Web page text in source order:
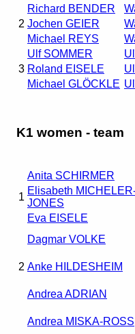
2
Richard BENDER
Jochen GEIER
Michael REYS
3
Ulf SOMMER
Roland EISELE
Michael GLÖCKLE
K1 women - team
1
Anita SCHIRMER
Elisabeth
JONES
Eva EISELE
2
Dagmar VOLKE
Anke HILDESHEIM
Andrea ADRIAN
Andrea MISKA-ROSS